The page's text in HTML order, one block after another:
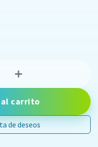
al carrito
de deseos